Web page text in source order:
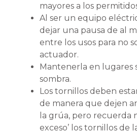
mayores a los
Al ser un equipo
dejar una pausa de al
entre los usos para no
actuador.
Mantenerla en lugares
sombra.
Los tornillos deben
de manera que dejen
la grúa, pero recuerda
exceso’ los tornillos de